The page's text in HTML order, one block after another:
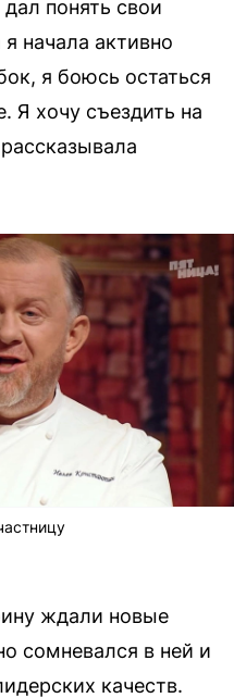
понять свои
начала активно
я боюсь остаться
Я хочу съездить на
ждали новые
сомневался в ней и
качеств.